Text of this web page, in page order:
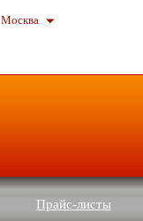
Москва
Прайс-листы